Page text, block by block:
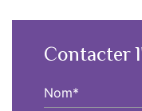
Contacter
Nom*